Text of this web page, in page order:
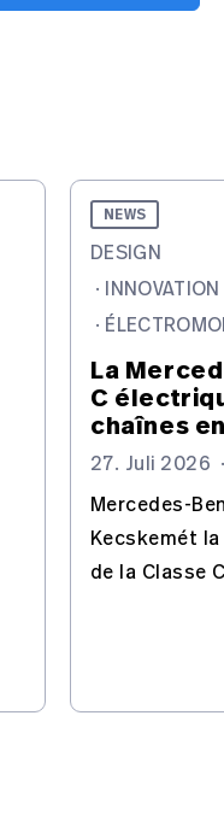
NEWS
DESIGN
· INNOVATION
·
La
C
chaînes
27. Juli 2026
Mercedes-
Kecskemét
de la Classe